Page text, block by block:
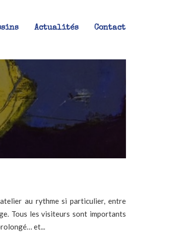
Actualités Contact
au rythme si particulier, entre
Tous les visiteurs sont importants
et...